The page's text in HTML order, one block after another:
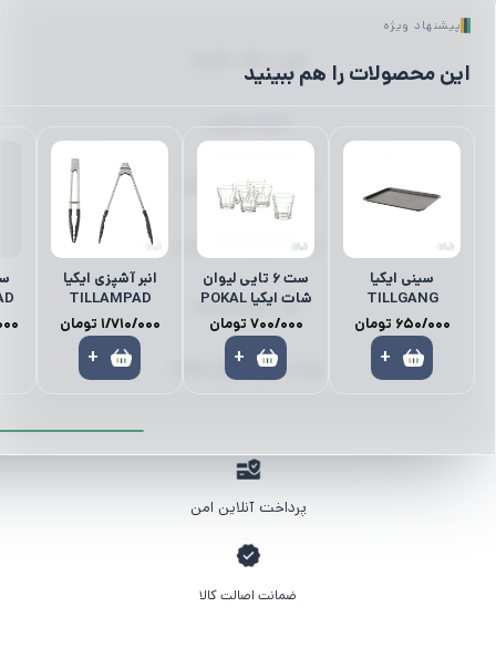
پیشنهاد ویژه
این محصولات را هم ببینید
سینی ایکیا
TILLGANG
650/000 تومان
+
ست 6 تایی لیوان
شات ایکیا POKAL
700/000 تومان
+
انبر آشپزی ایکیا
TILLAMPAD
1/710/000 تومان
+
ظروف پذیرایی
رانر | رومیزی | زیر بشقابی
میز ناهارخوری | میز | صندلی
کمد | نظم‌دهنده‌ها
لوستر | آباژور | چراغ مطالعه
پرداخت آنلاین امن
ضمانت اصالت کالا